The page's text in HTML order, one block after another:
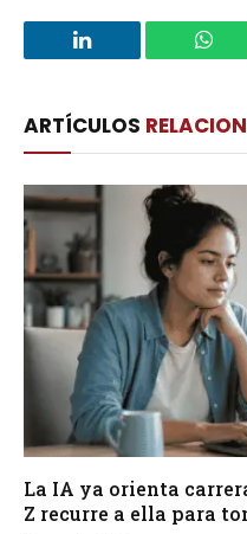
LinkedIn
ARTÍCULOS
La IA ya orienta
Z recurre a ella para